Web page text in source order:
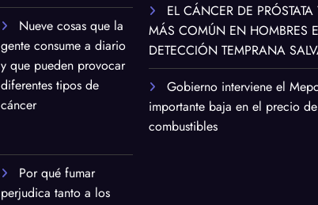
Nueve cosas que la
gente consume a diario
y que pueden provocar
diferentes tipos de
cáncer
Por qué fumar
perjudica tanto a los
EL CÁNCER DE PRÓSTATA
MÁS COMÚN EN HOMBRES
DETECCIÓN TEMPRANA
Gobierno interviene el
importante baja en el precio
combustibles